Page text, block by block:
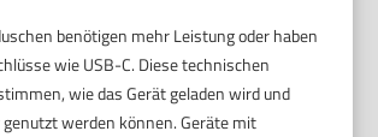
benötigen mehr Leistung oder haben
wie USB-C. Diese technischen
wie das Gerät geladen wird und
werden können. Geräte mit